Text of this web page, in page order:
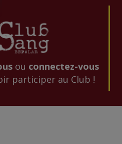
ou connectez-vous
participer au Club !